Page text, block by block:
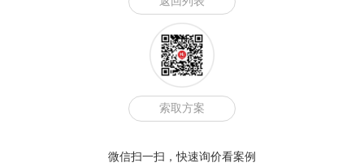
索取方案
微信扫一扫，快速询价看案例